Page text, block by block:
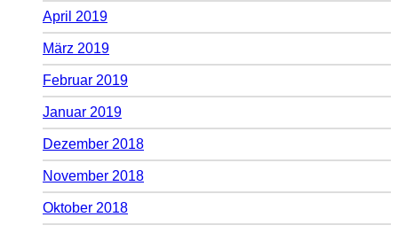
April 2019
März 2019
Februar 2019
Januar 2019
Dezember 2018
November 2018
Oktober 2018